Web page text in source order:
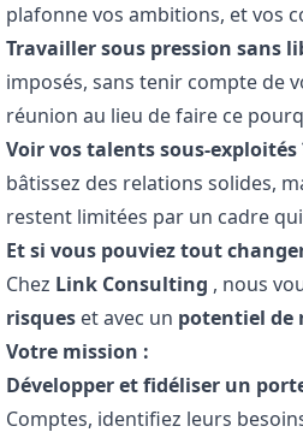
plafonne vos ambitions, et vos
Travailler sous pression sans
imposés, sans tenir compte de
réunion au lieu de faire ce
Voir vos talents sous-exploités
bâtissez des relations solides,
restent limitées par un cadre
Et si vous pouviez tout
Chez Link Consulting , nous
risques et avec un potentiel de
Votre mission :
Développer et fidéliser un
Comptes, identifiez leurs